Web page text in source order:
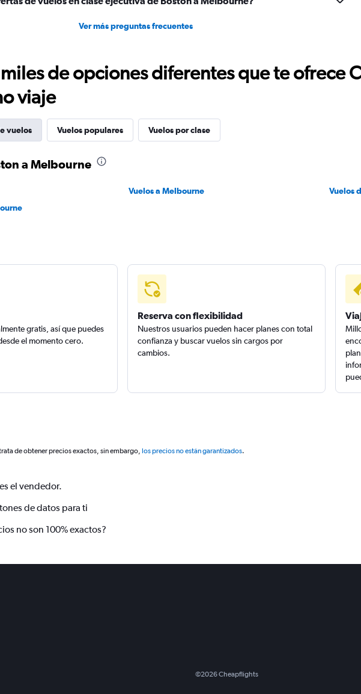
Ver más preguntas frecuentes
de opciones diferentes que te ofrece
viaje
vuelos Vuelos populares Vuelos por clase
a Melbourne
Vuelos a Melbourne
Vuelos
gratis, así que puedes
el momento cero.
Reserva con flexibilidad
Nuestros usuarios pueden hacer planes con total
confianza y buscar vuelos sin cargos por
cambios.
de obtener precios exactos, sin embargo, los precios no están garantizados.
el vendedor.
de datos para ti
no son 100% exactos?
©2026Cheapflights